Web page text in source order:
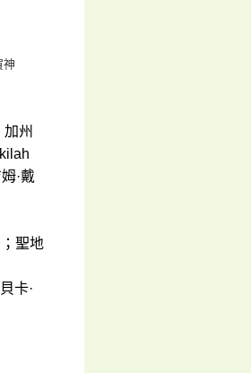
神
州
·戴
聖地
卡·